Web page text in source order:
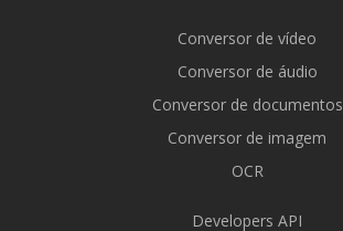
Conversor de vídeo
Conversor de áudio
Conversor de documentos
Conversor de imagem
OCR
Developers API